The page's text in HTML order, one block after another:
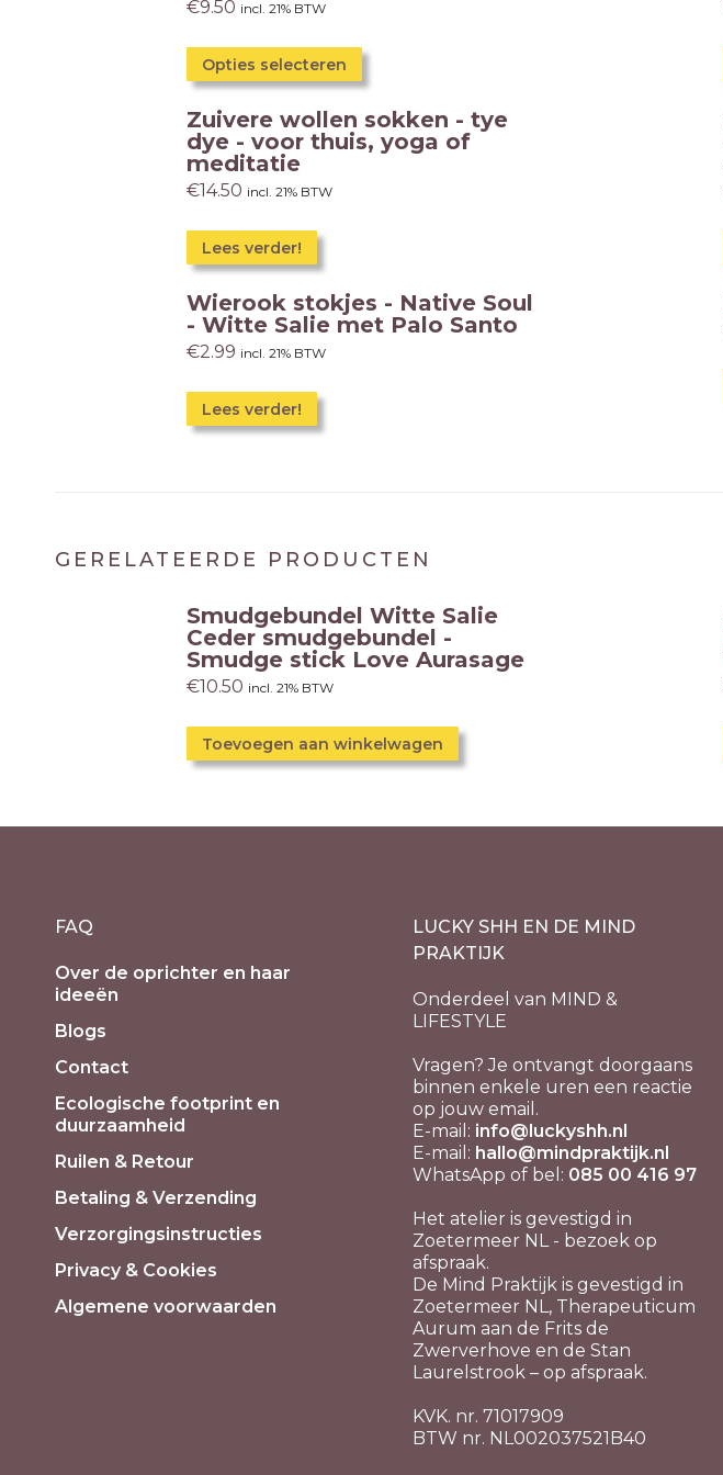
€9.50 incl. 21% BTW
Opties selecteren
Zuivere wollen sokken - tye
dye - voor thuis, yoga of
meditatie
€14.50 incl. 21% BTW
Lees verder!
Wierook stokjes - Native Soul
- Witte Salie met Palo Santo
€2.99 incl. 21% BTW
Lees verder!
GERELATEERDE PRODUCTEN
Smudgebundel Witte Salie
Ceder smudgebundel -
Smudge stick Love Aurasage
€10.50 incl. 21% BTW
Toevoegen aan winkelwagen
FAQ
Over de oprichter en haar
ideeën
Blogs
Contact
Ecologische footprint en
duurzaamheid
Ruilen & Retour
Betaling & Verzending
Verzorgingsinstructies
Privacy & Cookies
Algemene voorwaarden
LUCKY SHH EN DE MIND
PRAKTIJK
Onderdeel van MIND &
LIFESTYLE
Vragen? Je ontvangt doorgaans
binnen enkele uren een reactie
op jouw email.
E-mail: info@luckyshh.nl
E-mail: hallo@mindpraktijk.nl
WhatsApp of bel: 085 00 416 97
Het atelier is gevestigd in
Zoetermeer NL - bezoek op
afspraak.
De Mind Praktijk is gevestigd in
Zoetermeer NL, Therapeuticum
Aurum aan de Frits de
Zwerverhove en de Stan
Laurelstrook – op afspraak.
KVK. nr. 71017909
BTW nr. NL002037521B40